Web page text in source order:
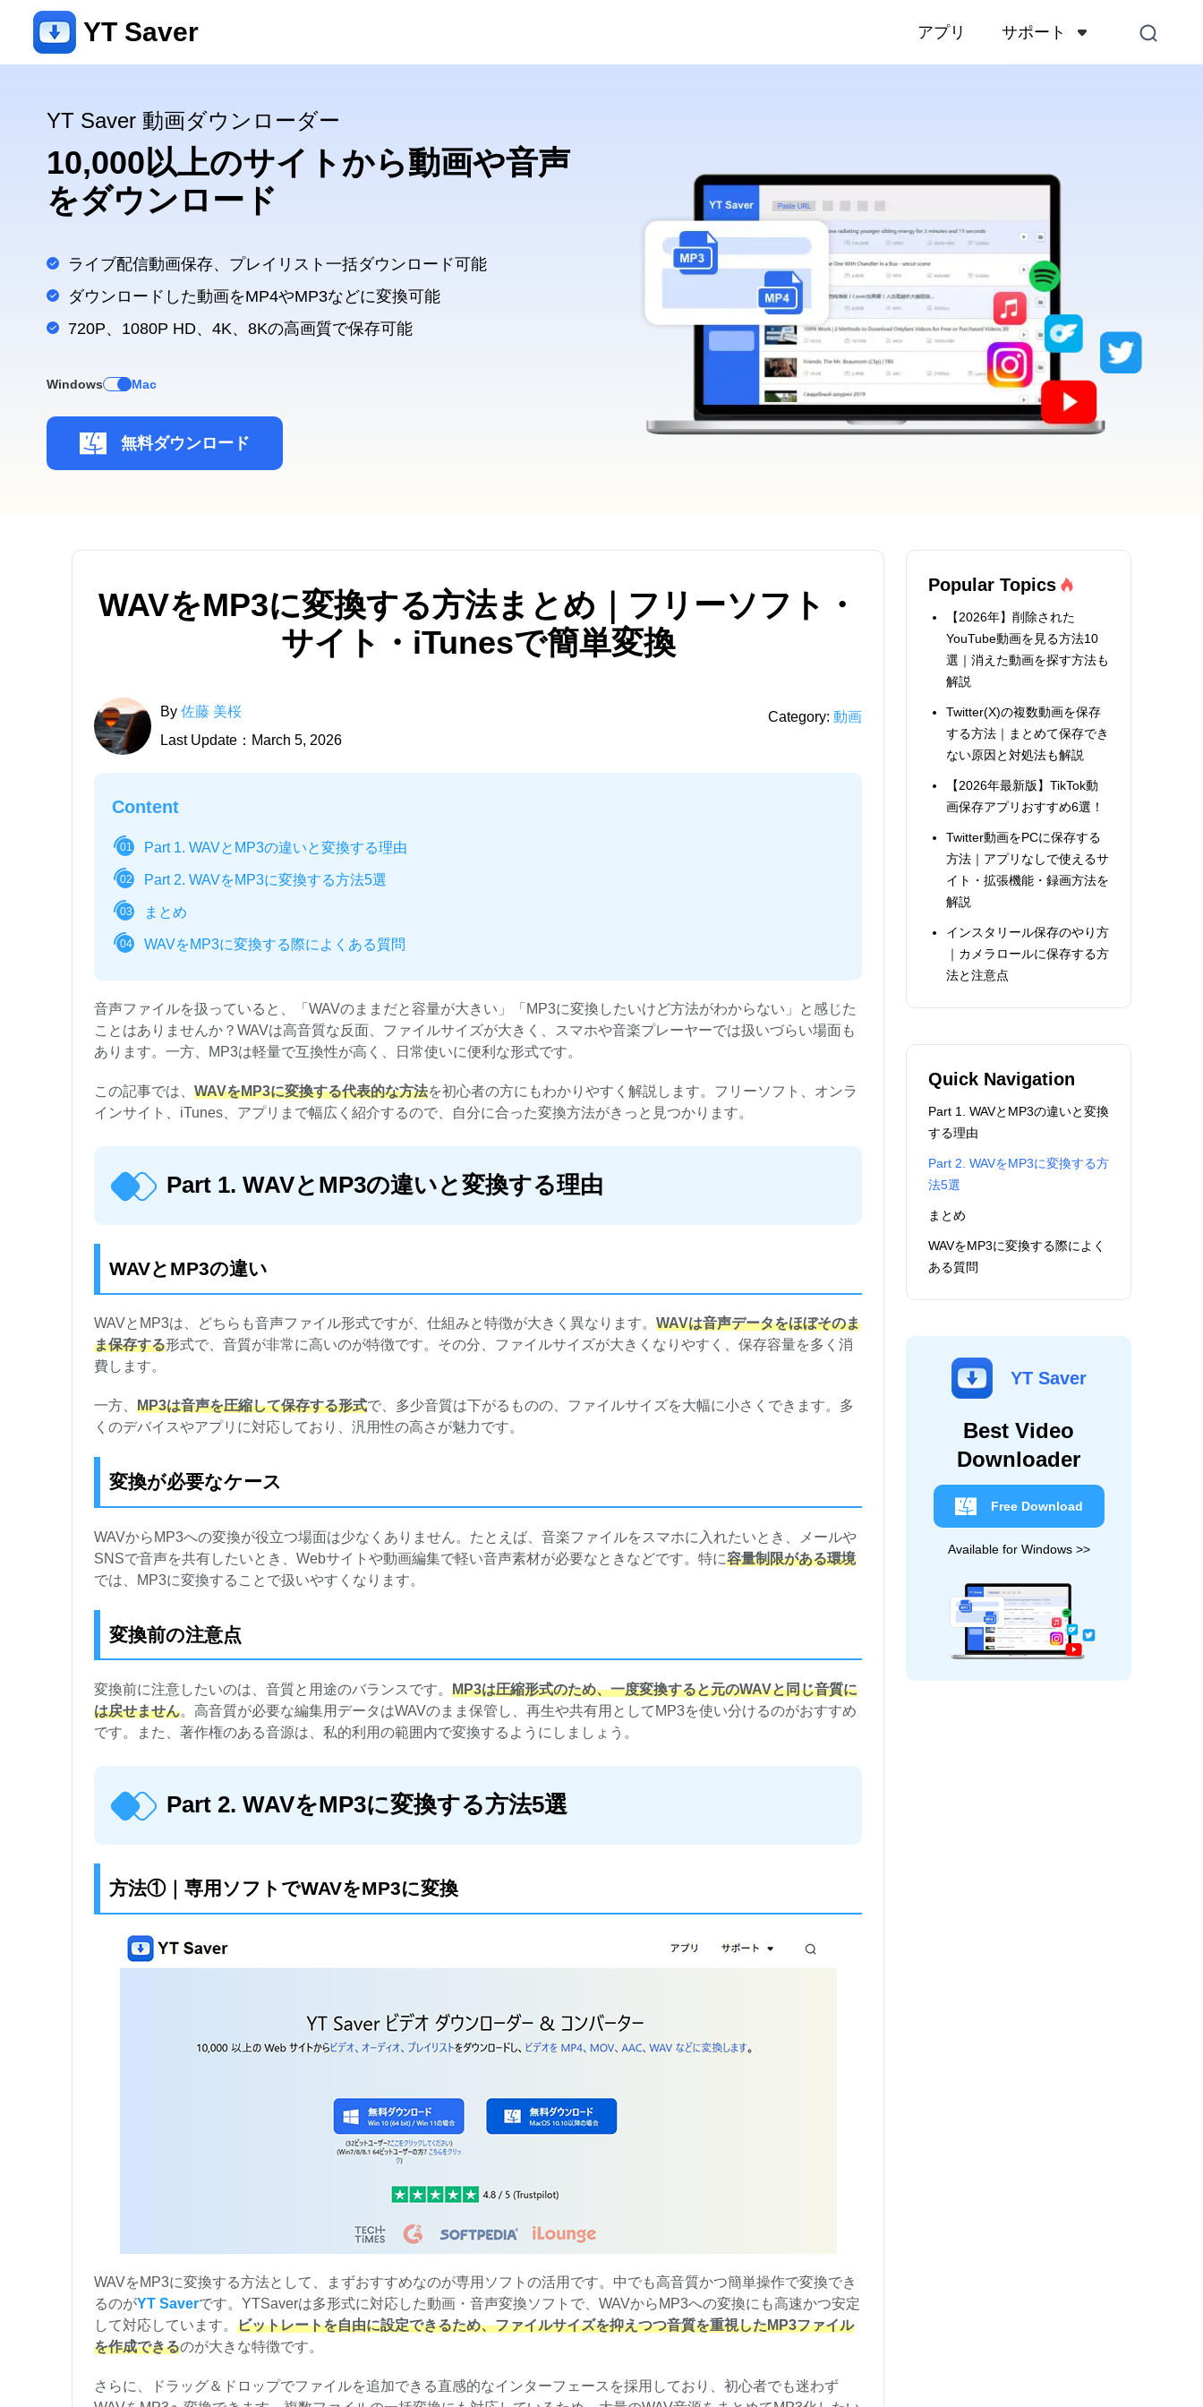
YT Saver アプリ サポート
YT Saver 動画ダウンローダー
10,000以上のサイトから動画や音声
をダウンロード
ライブ配信動画保存、プレイリスト一括ダウンロード可能
ダウンロードした動画をMP4やMP3などに変換可能
720P、1080P HD、4K、8Kの高画質で保存可能
Windows Mac
無料ダウンロード
WAVをMP3に変換する方法まとめ｜フリーソフト・
サイト・iTunesで簡単変換
By 佐藤 美桜
Last Update：March 5, 2026
Category: 動画
Content
01 Part 1. WAVとMP3の違いと変換する理由
02 Part 2. WAVをMP3に変換する方法5選
03 まとめ
04 WAVをMP3に変換する際によくある質問
音声ファイルを扱っていると、「WAVのままだと容量が大きい」「MP3に変換したいけど方法がわからない」と感じた
ことはありませんか？WAVは高音質な反面、ファイルサイズが大きく、スマホや音楽プレーヤーでは扱いづらい場面も
あります。一方、MP3は軽量で互換性が高く、日常使いに便利な形式です。
この記事では、 WAVをMP3に変換する代表的な方法を初心者の方にもわかりやすく解説します。フリーソフト、オンラ
インサイト、iTunes、アプリまで幅広く紹介するので、自分に合った変換方法がきっと見つかります。
Part 1. WAVとMP3の違いと変換する理由
WAVとMP3の違い
WAVとMP3は、どちらも音声ファイル形式ですが、仕組みと特徴が大きく異なります。 WAVは音声データをほぼそのま
ま保存する形式で、音質が非常に高いのが特徴です。その分、ファイルサイズが大きくなりやすく、保存容量を多く消
費します。
一方、 MP3は音声を圧縮して保存する形式で、多少音質は下がるものの、ファイルサイズを大幅に小さくできます。多
くのデバイスやアプリに対応しており、汎用性の高さが魅力です。
変換が必要なケース
WAVからMP3への変換が役立つ場面は少なくありません。たとえば、音楽ファイルをスマホに入れたいとき、メールや
SNSで音声を共有したいとき、Webサイトや動画編集で軽い音声素材が必要なときなどです。特に容量制限がある環境
では、MP3に変換することで扱いやすくなります。
変換前の注意点
変換前に注意したいのは、音質と用途のバランスです。 MP3は圧縮形式のため、一度変換すると元のWAVと同じ音質に
は戻せません。高音質が必要な編集用データはWAVのまま保管し、再生や共有用としてMP3を使い分けるのがおすすめ
です。また、著作権のある音源は、私的利用の範囲内で変換するようにしましょう。
Part 2. WAVをMP3に変換する方法5選
方法①｜専用ソフトでWAVをMP3に変換
WAVをMP3に変換する方法として、まずおすすめなのが専用ソフトの活用です。中でも高音質かつ簡単操作で変換でき
るのがYT Saverです。YTSaverは多形式に対応した動画・音声変換ソフトで、WAVからMP3への変換にも高速かつ安定
して対応しています。 ビットレートを自由に設定できるため、ファイルサイズを抑えつつ音質を重視したMP3ファイル
を作成できるのが大きな特徴です。
さらに、ドラッグ＆ドロップでファイルを追加できる直感的なインターフェースを採用しており、初心者でも迷わず
Popular Topics
【2026年】削除された
YouTube動画を見る方法10
選｜消えた動画を探す方法も
解説
Twitter(X)の複数動画を保存
する方法｜まとめて保存でき
ない原因と対処法も解説
【2026年最新版】TikTok動
画保存アプリおすすめ6選！
Twitter動画をPCに保存する
方法｜アプリなしで使えるサ
イト・拡張機能・録画方法を
解説
インスタリール保存のやり方
｜カメラロールに保存する方
法と注意点
Quick Navigation
Part 1. WAVとMP3の違いと変換
する理由
Part 2. WAVをMP3に変換する方
法5選
まとめ
WAVをMP3に変換する際によく
ある質問
YT Saver
Best Video
Downloader
Free Download
Available for Windows >>